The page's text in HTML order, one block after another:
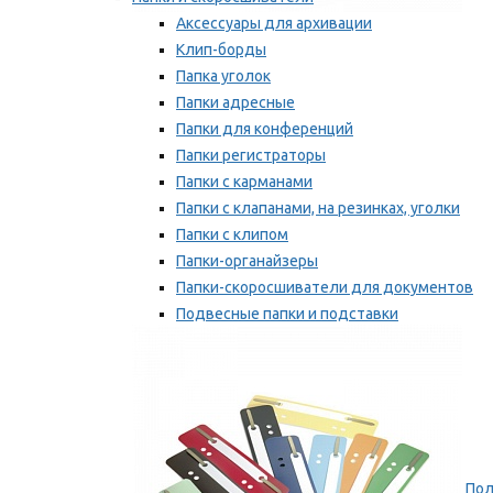
Аксессуары для архивации
Клип-борды
Папка уголок
Папки адресные
Папки для конференций
Папки регистраторы
Папки с карманами
Папки с клапанами, на резинках, уголки
Папки с клипом
Папки-органайзеры
Папки-скоросшиватели для документов
Подвесные папки и подставки